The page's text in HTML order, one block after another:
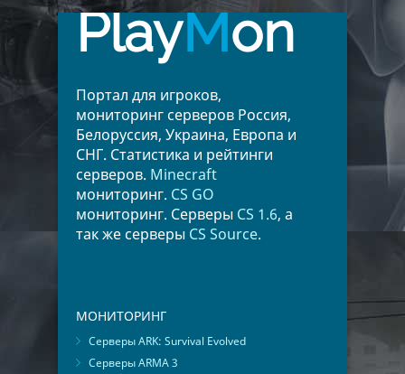
PlayMon
Портал для игроков,
мониторинг серверов Россия,
Белоруссия, Украина, Европа и
СНГ. Статистика и рейтинги
серверов. Minecraft
мониторинг. CS GO
мониторинг. Серверы CS 1.6, а
так же серверы CS Source.
МОНИТОРИНГ
Серверы ARK: Survival Evolved
Серверы ARMA 3